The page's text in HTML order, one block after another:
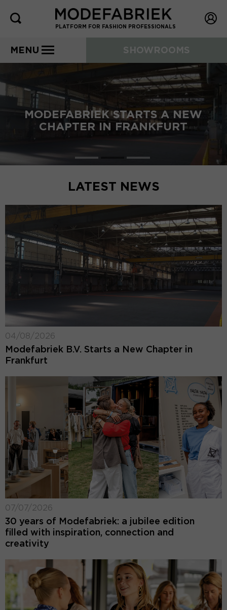
PLATFORM FOR FASHION PROFESSIONALS
MENU SHOWROOMS
THE COMPLETE PROGRAM OF
MODEFABRIEK SUMMER 2026
LATEST NEWS
04/08/2026
Modefabriek B.V. Starts a New Chapter in
Frankfurt
07/07/2026
30 years of Modefabriek: a jubilee edition
filled with inspiration, connection and
creativity